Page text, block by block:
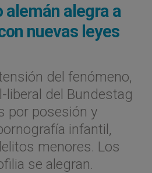
alemán alegra a
nuevas leyes
del fenómeno,
liberal del Bundestag
por posesión y
infantil,
menores. Los
se alegran.